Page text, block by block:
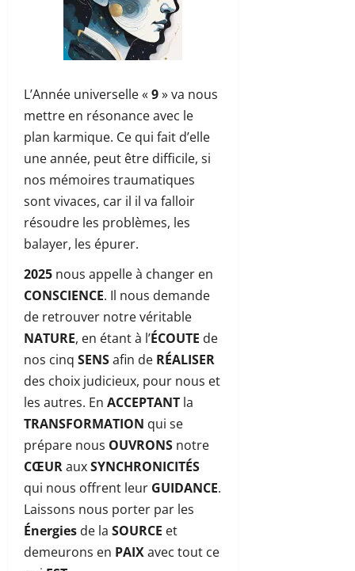
L’Année universelle «9» va nous
mettre en résonance avec le
plan karmique. Ce qui fait d’elle
une année, peut être difficile, si
nos mémoires traumatiques
sont vivaces, car il il va falloir
résoudre les problèmes, les
balayer, les épurer.
2025 nous appelle à changer en
CONSCIENCE. Il nous demande
de retrouver notre véritable
NATURE, en étant à l’ÉCOUTE de
nos cinq SENSafin de RÉALISER
des choix judicieux, pour nous et
les autres. En ACCEPTANT la
TRANSFORMATION qui se
prépare nous OUVRONS notre
CŒURauxSYNCHRONICITÉS
qui nous offrent leur GUIDANCE.
Laissons nous porter par les
Énergies de la SOURCE et
demeurons en PAIXavec tout ce